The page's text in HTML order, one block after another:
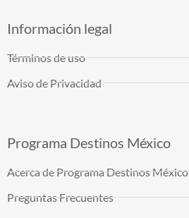
Información legal
Términos de uso
Aviso de Privacidad
Programa Destinos México
Acerca de Programa Destinos México
Preguntas Frecuentes